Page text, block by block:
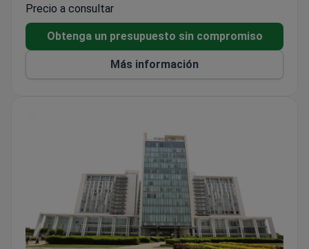
International. Los pacientes de los Estados Unidos,
Canadá, el Reino Unido y otros países eligen Fortis
Escorts Heart Institute para la atención médica.
Precio a consultar
Obtenga un presupuesto sin compromiso
Más información